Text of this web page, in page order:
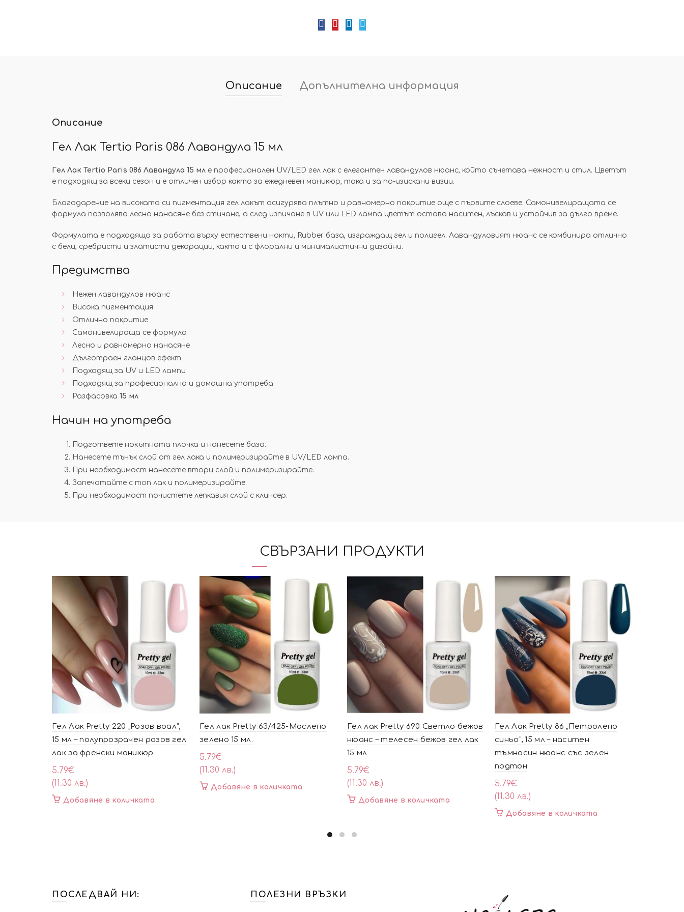
Описание Допълнителна информация
Описание
Гел Лак Tertio Paris 086 Лавандула 15 мл
Гел Лак Tertio Paris 086 Лавандула 15 мл е професионален UV/LED гел лак с елегантен лавандулов нюанс, който съчетава нежност и стил. Цветът
е подходящ за всеки сезон и е отличен избор както за ежедневен маникюр, така и за по-изискани визии.
Благодарение на високата си пигментация гел лакът осигурява плътно и равномерно покритие още с първите слоеве. Самонивелиращата се
формула позволява лесно нанасяне без стичане, а след изпичане в UV или LED лампа цветът остава наситен, лъскав и устойчив за дълго време.
Формулата е подходяща за работа върху естествени нокти, Rubber база, изграждащ гел и полигел. Лавандуловият нюанс се комбинира отлично
с бели, сребристи и златисти декорации, както и с флорални и минималистични дизайни.
Предимства
Нежен лавандулов нюанс
Висока пигментация
Отлично покритие
Самонивелираща се формула
Лесно и равномерно нанасяне
Дълготраен гланцов ефект
Подходящ за UV и LED лампи
Подходящ за професионална и домашна употреба
Разфасовка 15 мл
Начин на употреба
Подгответе нокътната плочка и нанесете база.
Нанесете тънък слой от гел лака и полимеризирайте в UV/LED лампа.
При необходимост нанесете втори слой и полимеризирайте.
Запечатайте с топ лак и полимеризирайте.
При необходимост почистете лепкавия слой с клинсер.
СВЪРЗАНИ ПРОДУКТИ
Гел Лак Pretty 220 „Розов воал“,
15 мл – полупрозрачен розов гел
лак за френски маникюр
5.79€
(11.30 лв.)
Добавяне в количката
Гел лак Pretty 63/425-Маслено
зелено 15 мл.
5.79€
(11.30 лв.)
Добавяне в количката
Гел лак Pretty 690 Светло бежов
нюанс – телесен бежов гел лак
15 мл
5.79€
(11.30 лв.)
Добавяне в количката
Гел Лак Pretty 86 „Петролено
синьо“, 15 мл – наситен
тъмносин нюанс със зелен
подтон
5.79€
(11.30 лв.)
Добавяне в количката
ПОСЛЕДВАЙ НИ: ПОЛЕЗНИ ВРЪЗКИ